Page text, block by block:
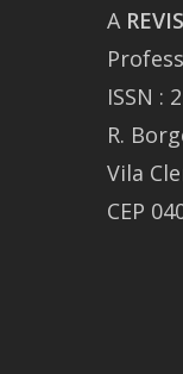
A
ISSN :
R.
Vila
CEP